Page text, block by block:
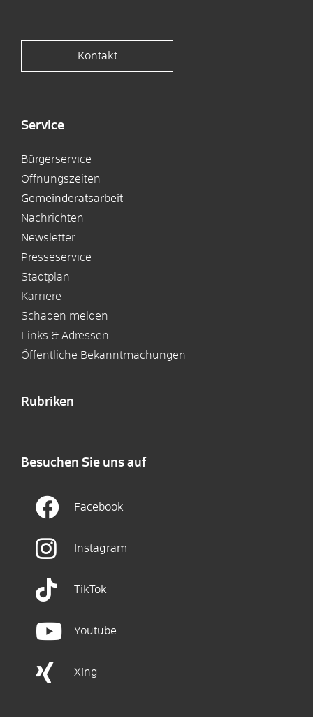
Kontakt
Service
Bürgerservice
Öffnungszeiten
Gemeinderatsarbeit
Nachrichten
Newsletter
Presseservice
Stadtplan
Karriere
Schaden melden
Links & Adressen
Öffentliche Bekanntmachungen
Rubriken
Besuchen Sie uns auf
Facebook
Instagram
TikTok
Youtube
Xing